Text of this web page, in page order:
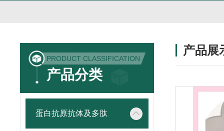
PRODUCT CLASSIFICATION
产品分类
蛋白抗原抗体及多肽
产品展